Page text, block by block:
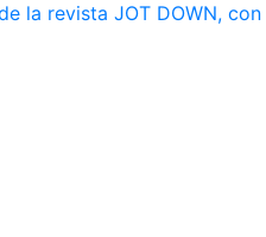
la revista JOT DOWN,